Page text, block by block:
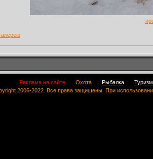
Реклама на сайте Охота Рыбалка Туризм
2006-2022. Все права защищены. При